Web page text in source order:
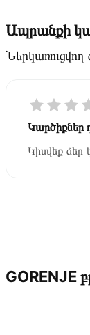
Ապրանքի
Կարծիքներ
Կիսվեք ձեր
GORENJE